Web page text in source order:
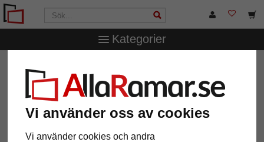
Vi använder oss av cookies
Vi använder cookies och andra
Kategorier
collageram för 2 bilder, 25x35 cm - 10x15 cm
Uppsala collageram för 2 bilder,
25x35 cm - 10x15 cm